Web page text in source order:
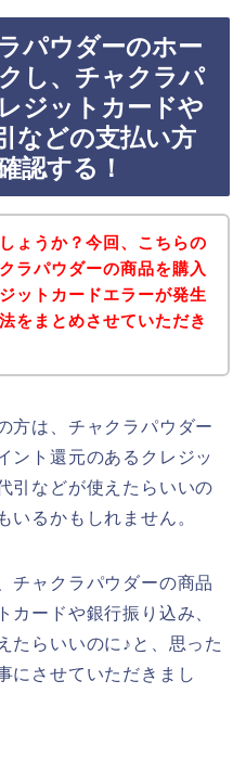
パウダーのホー
し、チャクラパ
ジットカードや
などの支払い方
認する！
ょうか？今回、こちらの
ラパウダーの商品を購入
ットカードエラーが発生
をまとめさせていただき
方は、チャクラパウダー
ント還元のあるクレジッ
引などが使えたらいいの
いるかもしれません。
チャクラパウダーの商品
カードや銀行振り込み、
たらいいのに♪と、思った
にさせていただきまし